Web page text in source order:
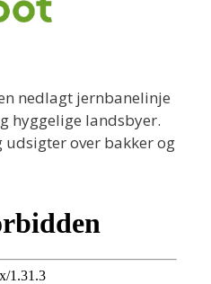
nedlagt jernbanelinje
hyggelige landsbyer.
over bakker og